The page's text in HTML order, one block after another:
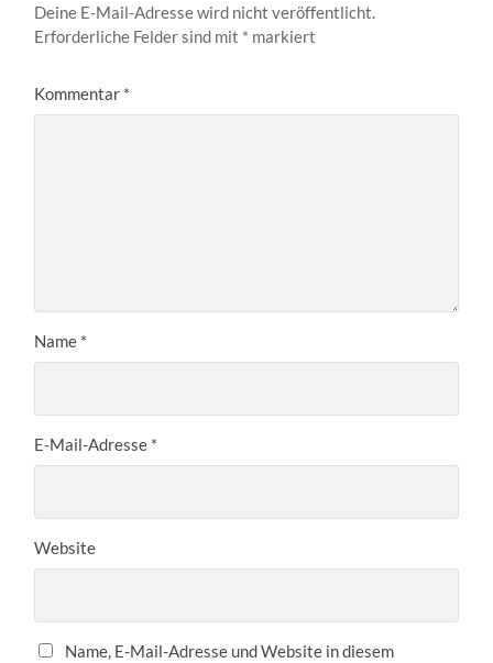
Deine E-Mail-Adresse wird nicht veröffentlicht.
Erforderliche Felder sind mit * markiert
Kommentar *
Name *
E-Mail-Adresse *
Website
Name, E-Mail-Adresse und Website in diesem